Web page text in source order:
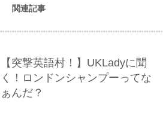
関連記事
【突撃英語村！】UKLadyに聞
く！ロンドンシャンプーってな
ぁんだ？